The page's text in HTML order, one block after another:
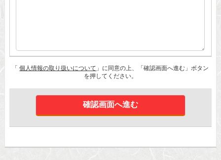
「個人情報の取り扱いについて 」に同意の上、「確認画面へ進む」ボタン
を押してください。